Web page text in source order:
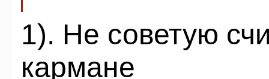
1). Не советую
кармане